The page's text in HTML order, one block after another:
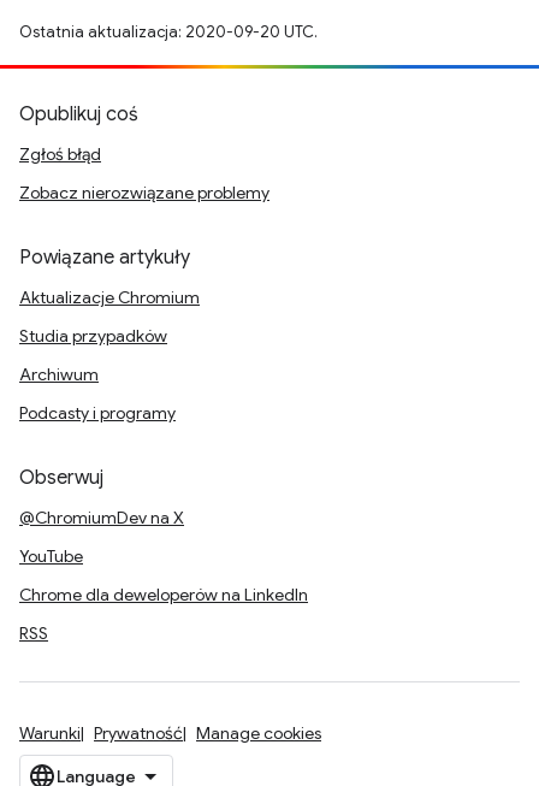
Ostatnia aktualizacja: 2020-09-20 UTC.
Opublikuj coś
Zgłoś błąd
Zobacz nierozwiązane problemy
Powiązane artykuły
Aktualizacje Chromium
Studia przypadków
Archiwum
Podcasty i programy
Obserwuj
@ChromiumDev na X
YouTube
Chrome dla deweloperów na LinkedIn
RSS
Warunki Prywatność Manage cookies